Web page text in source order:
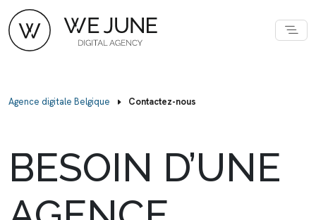
Agence digitale Belgique Contactez-nous
BESOIN D’UNE